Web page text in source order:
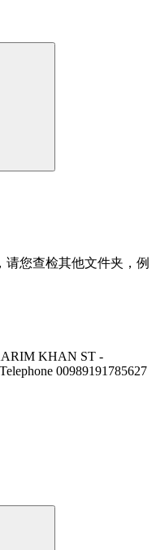
您查检其他文件夹，例
KHAN ST -
00989191785627